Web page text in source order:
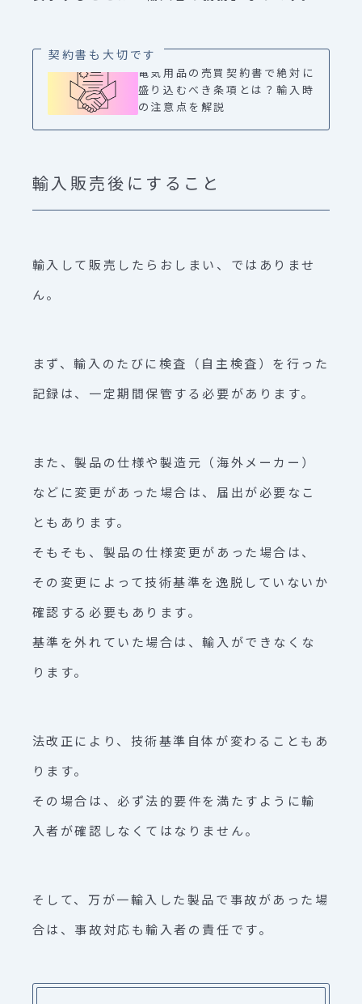
契約書も大切です
電気用品の売買契約書で絶対に
盛り込むべき条項とは？輸入時
の注意点を解説
輸入販売後にすること
輸入して販売したらおしまい、ではありませ
ん。
まず、輸入のたびに検査（自主検査）を行った
記録は、一定期間保管する必要があります。
また、製品の仕様や製造元（海外メーカー）
などに変更があった場合は、届出が必要なこ
ともあります。
そもそも、製品の仕様変更があった場合は、
その変更によって技術基準を逸脱していないか
確認する必要もあります。
基準を外れていた場合は、輸入ができなくな
ります。
法改正により、技術基準自体が変わることもあ
ります。
その場合は、必ず法的要件を満たすように輸
入者が確認しなくてはなりません。
そして、万が一輸入した製品で事故があった場
合は、事故対応も輸入者の責任です。